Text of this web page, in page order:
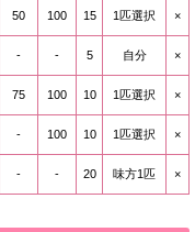
50 100 15 1匹選択 ×
- - 5 自分 ×
75 100 10 1匹選択 ×
- 100 10 1匹選択 ×
- - 20 味方1匹 ×